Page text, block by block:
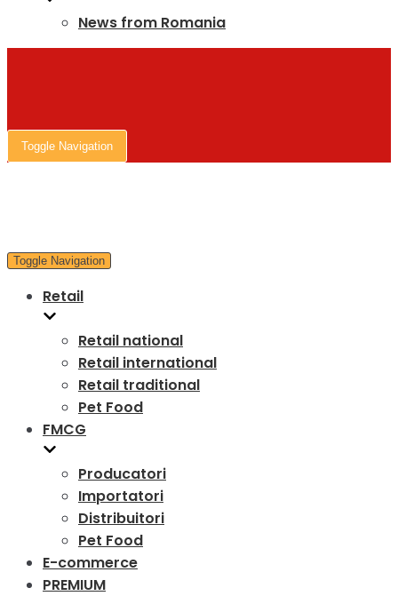
News from Romania
Toggle Navigation
Toggle Navigation
Retail
Retail national
Retail international
Retail traditional
Pet Food
FMCG
Producatori
Importatori
Distribuitori
Pet Food
E-commerce
PREMIUM